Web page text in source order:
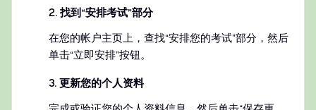
2. 找到“安排考试”部分
在您的帐户主页上，查找“安排您的考试”部分，然后
单击“立即安排”按钮。
3. 更新您的个人资料